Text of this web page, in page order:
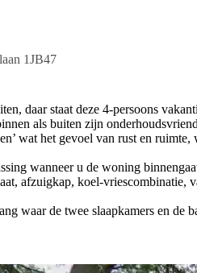
1JB47
daar staat deze 4-persoons
als buiten zijn
wat het gevoel van rust en
wanneer u de woning
afzuigkap, koel-vriescombinatie,
waar de twee slaapkamers en